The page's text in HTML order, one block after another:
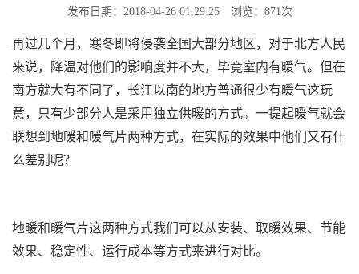
发布日期：2018-04-26 01:29:25 浏览：871次
再过几个月，寒冬即将侵袭全国大部分地区，对于北方人民
来说，降温对他们的影响度并不大，毕竟室内有暖气。但在
南方就大有不同了，长江以南的地方普通很少有暖气这玩
意，只有少部分人是采用独立供暖的方式。一提起暖气就会
联想到地暖和暖气片两种方式，在实际的效果中他们又有什
么差别呢？
地暖和暖气片这两种方式我们可以从安装、取暖效果、节能
效果、稳定性、运行成本等方式来进行对比。